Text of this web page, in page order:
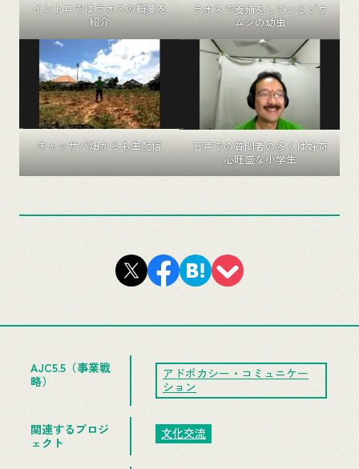
イントロではラオスの概要を
紹介
ラオスで養殖をしているゾウ
ムシの幼虫
キャッサバ畑からも生配信
音声での質問者の多くは好奇
心旺盛な小学生
AJC5.5（事業戦
略）
アドボカシー・コミュニケー
ション
関連するプロジ
ェクト
文化交流